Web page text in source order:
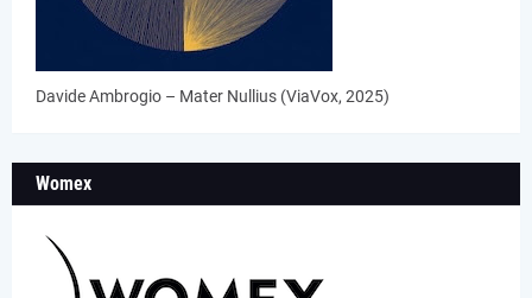
Davide Ambrogio – Mater Nullius (ViaVox, 2025)
Womex